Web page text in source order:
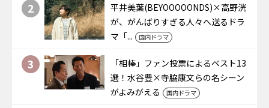
2
平井美葉(BEYOOOOONDS)×高野洸
が、がんばりすぎる人々へ送るドラ
マ「...
国内ドラマ
3
「相棒」ファン投票によるベスト13
選！水谷豊×寺脇康文らの名シーン
がよみがえる
国内ドラマ